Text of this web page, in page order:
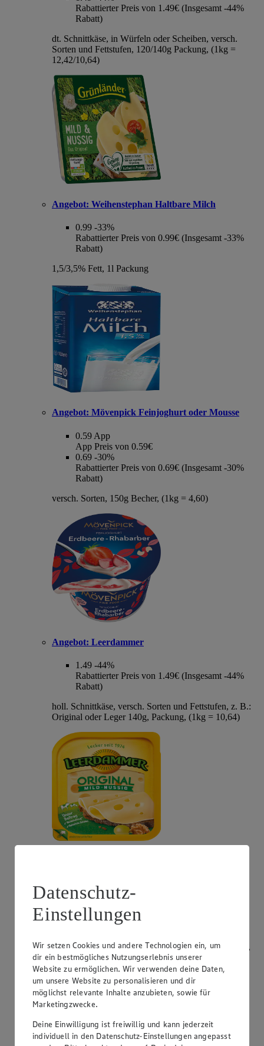
Rabattierter Preis von 1.49€ (Insgesamt -44%
Rabatt)
dt. Schnittkäse, in Würfeln oder Scheiben, versch.
Sorten und Fettstufen, 120/140g Packung, (1kg =
12,42/10,64)
Angebot: Weihenstephan Haltbare Milch
0.99 -33%
Rabattierter Preis von 0.99€ (Insgesamt -33%
Rabatt)
1,5/3,5% Fett, 1l Packung
Angebot: Mövenpick Feinjoghurt oder Mousse
0.59 App
App Preis von 0.59€
0.69 -30%
Rabattierter Preis von 0.69€ (Insgesamt -30%
Rabatt)
versch. Sorten, 150g Becher, (1kg = 4,60)
Angebot: Leerdammer
1.49 -44%
Rabattierter Preis von 1.49€ (Insgesamt -44%
Rabatt)
holl. Schnittkäse, versch. Sorten und Fettstufen, z. B.:
Original oder Leger 140g, Packung, (1kg = 10,64)
App
App Preis von 0.99€
1.11
Rabattierter Preis von 1.11€ (Insgesamt -53%
Frischkäsezubereitung, versch. Sorten und Fettstufen,
120/150g Packung/Becher, (1kg = 9,25/7,40)
Datenschutz-
Einstellungen
Wir setzen Cookies und andere Technologien ein, um
dir ein bestmögliches Nutzungserlebnis unserer
Website zu ermöglichen. Wir verwenden deine Daten,
um unsere Website zu personalisieren und dir
möglichst relevante Inhalte anzubieten, sowie für
Marketingzwecke.
Deine Einwilligung ist freiwillig und kann jederzeit
individuell in den Datenschutz-Einstellungen angepasst